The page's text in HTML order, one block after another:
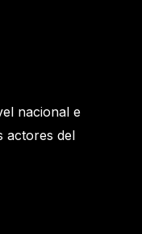
nacional e
actores del